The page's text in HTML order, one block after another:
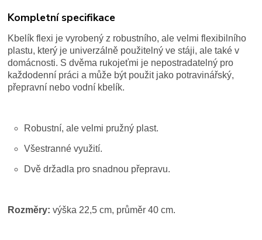
Kompletní specifikace
Kbelík flexi je vyrobený z robustního, ale velmi flexibilního
plastu, který je univerzálně použitelný ve stáji, ale také v
domácnosti. S dvěma rukojeťmi je nepostradatelný pro
každodenní práci a může být použit jako potravinářský,
přepravní nebo vodní kbelík.
Robustní, ale velmi pružný plast.
Všestranné využití.
Dvě držadla pro snadnou přepravu.
Rozměry: výška 22,5 cm, průměr 40 cm.